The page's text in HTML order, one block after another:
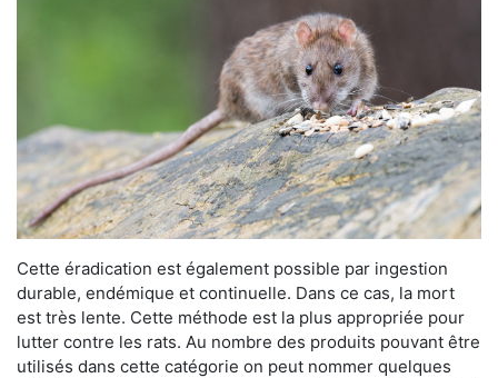
Cette éradication est également possible par ingestion
durable, endémique et continuelle. Dans ce cas, la mort
est très lente. Cette méthode est la plus appropriée pour
lutter contre les rats. Au nombre des produits pouvant être
utilisés dans cette catégorie on peut nommer quelques